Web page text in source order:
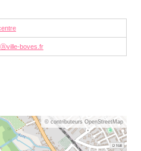
boves.fr
© contributeurs OpenStreetMap